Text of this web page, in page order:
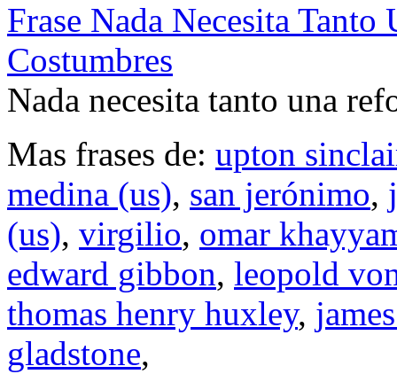
Frase Nada Necesita
Costumbres
Nada necesita tanto una
Mas frases de: upton
medina (us), san jerónimo,
(us), virgilio, omar
edward gibbon, leopold
thomas henry huxley,
gladstone,